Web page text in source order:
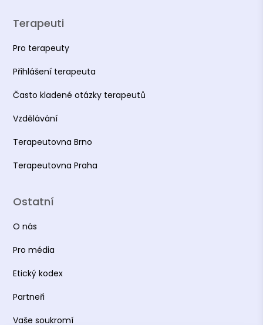
Terapeuti
Pro terapeuty
Přihlášení terapeuta
Často kladené otázky terapeutů
Vzdělávání
Terapeutovna Brno
Terapeutovna Praha
Ostatní
O nás
Pro média
Etický kodex
Partneři
Vaše soukromí